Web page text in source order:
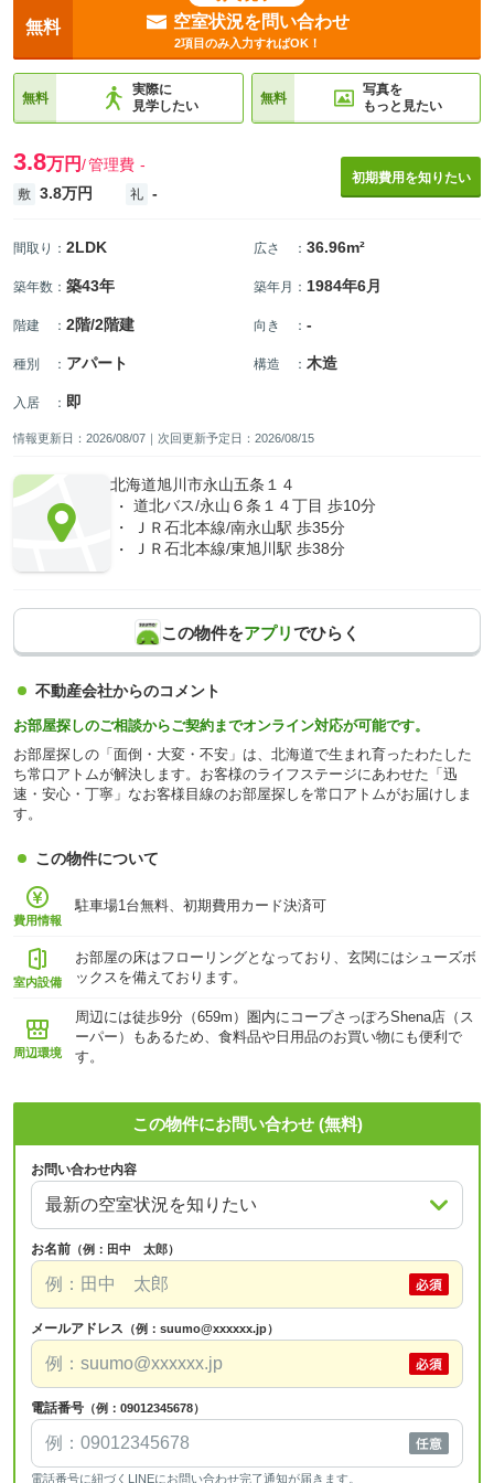
無料 空室状況を問い合わせ
2項目のみ入力すればOK！
無料
実際に
見学したい
無料
写真を
もっと見たい
3.8万円 管理費 -
敷 3.8万円 礼 -
初期費用を知りたい
間取り ： 2LDK 広さ ： 36.96m²
築年数 ： 築43年 築年月 ： 1984年6月
階建 ： 2階/2階建 向き ： -
種別 ： アパート 構造 ： 木造
入居 ： 即
情報更新日：2026/08/07｜次回更新予定日：2026/08/15
北海道旭川市永山五条１４
道北バス/永山６条１４丁目 歩10分
ＪＲ石北本線/南永山駅 歩35分
ＪＲ石北本線/東旭川駅 歩38分
この物件をアプリでひらく
不動産会社からのコメント
お部屋探しのご相談からご契約までオンライン対応が可能です。
お部屋探しの「面倒・大変・不安」は、北海道で生まれ育ったわたした
ち常口アトムが解決します。お客様のライフステージにあわせた「迅
速・安心・丁寧」なお客様目線のお部屋探しを常口アトムがお届けしま
す。
この物件について
費用情報
駐車場1台無料、初期費用カード決済可
室内設備
お部屋の床はフローリングとなっており、玄関にはシューズボ
ックスを備えております。
周辺環境
周辺には徒歩9分（659m）圏内にコープさっぽろShena店（ス
ーパー）もあるため、食料品や日用品のお買い物にも便利で
す。
この物件にお問い合わせ (無料)
お問い合わせ内容
お名前 （例：田中 太郎）
メールアドレス （例：suumo@xxxxxx.jp）
電話番号 （例：09012345678）
電話番号に紐づくLINEにお問い合わせ完了通知が届きます。